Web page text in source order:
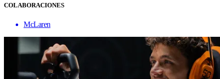
COLABORACIONES
McLaren